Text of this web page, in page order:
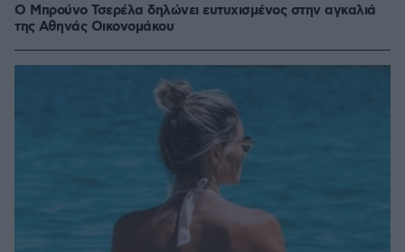
Ο Μπρούνο Τσερέλα δηλώνει ευτυχισμένος στην αγκαλιά
της Αθηνάς Οικονομάκου